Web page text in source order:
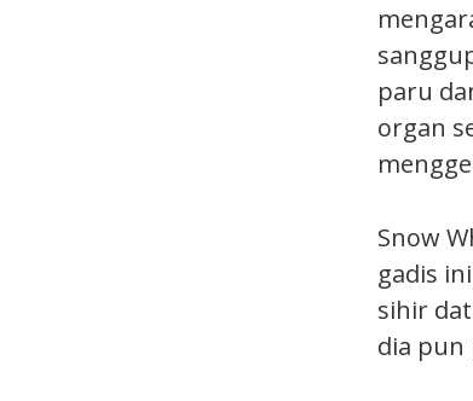
paru
organ
Snow
gadis
sihir
dia pun